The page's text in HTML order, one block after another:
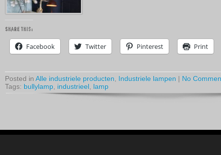
Share this:
Facebook Twitter Pinterest Print
Posted in Alle industriele producten Industriele lampen | No
Tags: bullylamp industrieel lamp